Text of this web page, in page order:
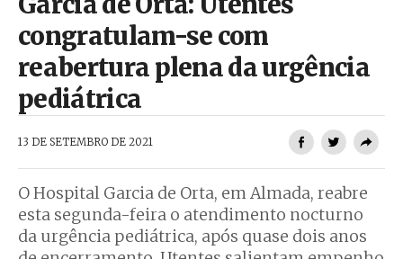
congratulam-se com
reabertura plena da urgência
pediátrica
13 DE SETEMBRO DE 2021
O Hospital Garcia de Orta, em Almada, reabre
esta segunda-feira o atendimento nocturno
da urgência pediátrica, após quase dois anos